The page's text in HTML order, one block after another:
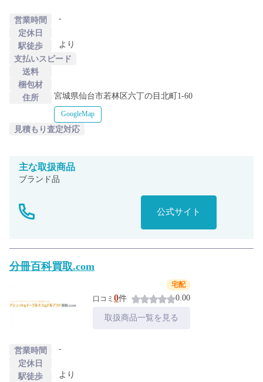
営業時間
-
定休日
駅徒歩
より
支払いスピード
送料
梱包材
住所
宮城県仙台市若林区六丁の目北町1-60
GoogleMap
見積もり査定対応
主な取扱商品
ブランド品
公式サイト
分冊百科買取.com
宅配
口コミ 0件 0.00
取扱商品一覧を見る
営業時間
-
定休日
駅徒歩
より